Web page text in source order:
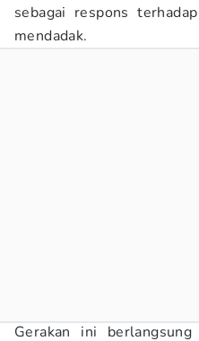
sebagai respons
mendadak.
Gerakan ini